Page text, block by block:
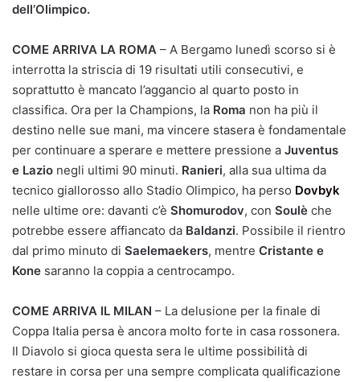
dell’Olimpico.
COME ARRIVA LA ROMA – A Bergamo lunedì scorso si è
interrotta la striscia di 19 risultati utili consecutivi, e
soprattutto è mancato l’aggancio al quarto posto in
classifica. Ora per la Champions, la Roma non ha più il
destino nelle sue mani, ma vincere stasera è fondamentale
per continuare a sperare e mettere pressione a Juventus
e Lazio negli ultimi 90 minuti. Ranieri, alla sua ultima da
tecnico giallorosso allo Stadio Olimpico, ha perso Dovbyk
nelle ultime ore: davanti c’è Shomurodov, con Soulè che
potrebbe essere affiancato da Baldanzi. Possibile il rientro
dal primo minuto di Saelemaekers, mentre Cristante e
Kone saranno la coppia a centrocampo.
COME ARRIVA IL MILAN – La delusione per la finale di
Coppa Italia persa è ancora molto forte in casa rossonera.
Il Diavolo si gioca questa sera le ultime possibilità di
restare in corsa per una sempre complicata qualificazione